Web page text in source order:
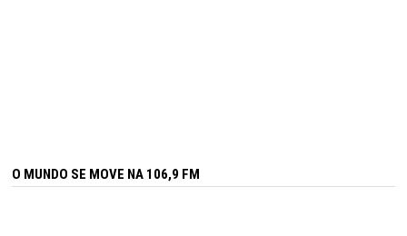
O MUNDO SE MOVE NA 106,9 FM